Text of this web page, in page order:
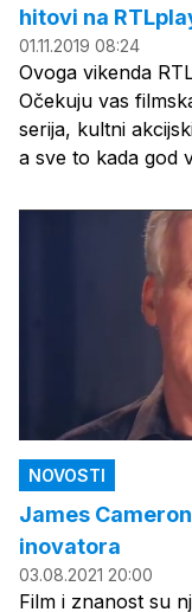
hitovi na
01.11.2019 08:24
Ovoga vikenda
Očekuju vas
serija, kultni
a sve to kada god
NOVOSTI
James
inovatora
03.08.2021 20:00
Film i znanost su